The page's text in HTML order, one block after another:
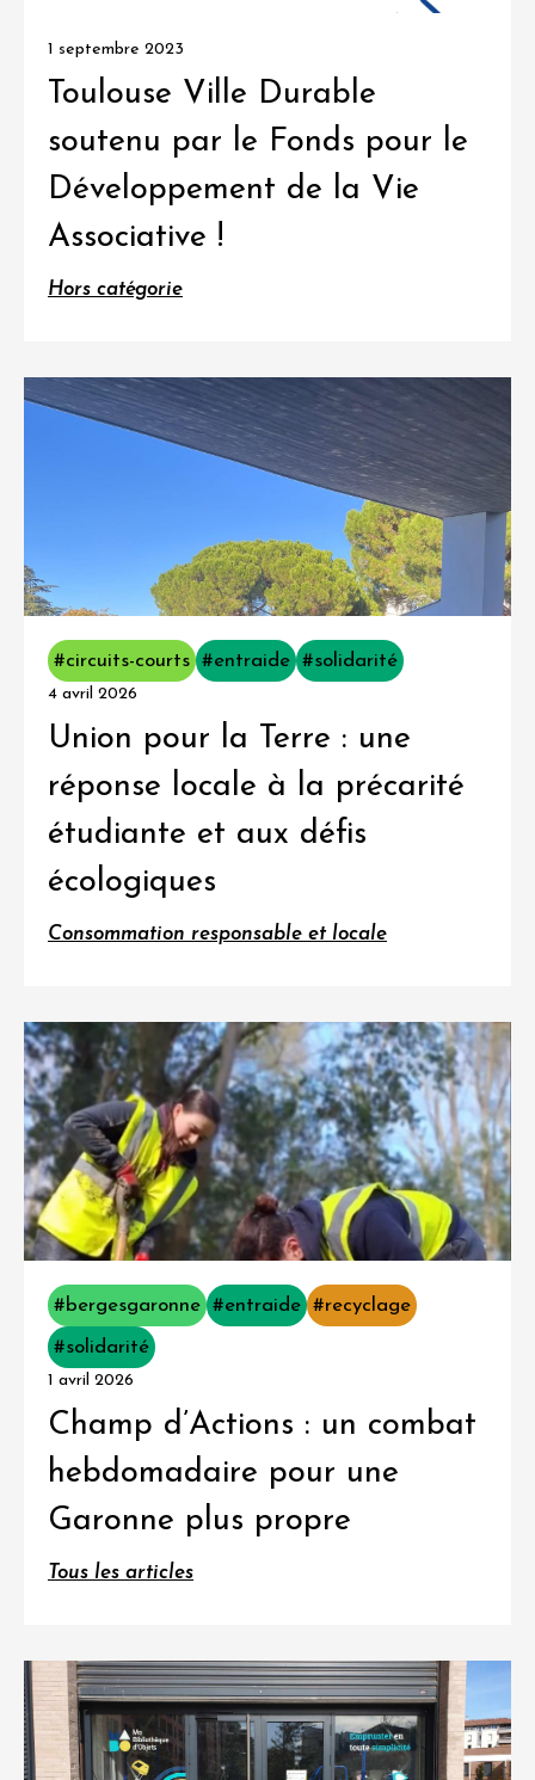
1 septembre 2023
Toulouse Ville Durable
soutenu par le Fonds pour le
Développement de la Vie
Associative !
Hors catégorie
#circuits-courts #entraide #solidarité
4 avril 2026
Union pour la Terre : une
réponse locale à la précarité
étudiante et aux défis
écologiques
Consommation responsable et locale
#bergesgaronne #entraide #recyclage
#solidarité
1 avril 2026
Champ d’Actions : un combat
hebdomadaire pour une
Garonne plus propre
Tous les articles